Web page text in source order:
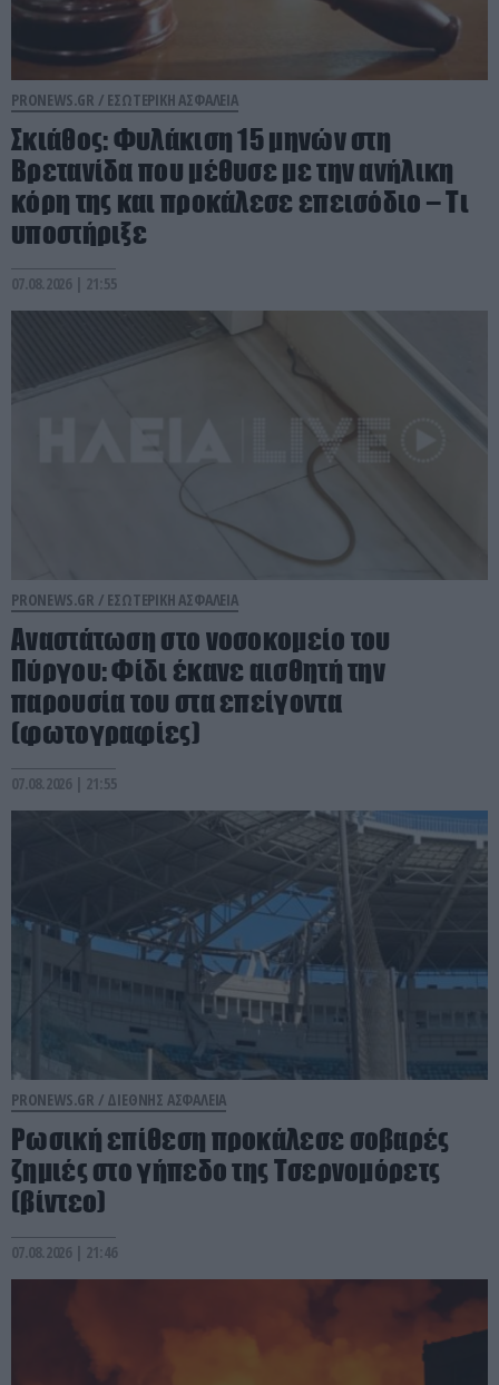
PRONEWS.GR / ΕΣΩΤΕΡΙΚΗ ΑΣΦΑΛΕΙΑ
Σκιάθος: Φυλάκιση 15 μηνών στη
Βρετανίδα που μέθυσε με την ανήλικη
κόρη της και προκάλεσε επεισόδιο – Τι
υποστήριξε
07.08.2026 | 21:55
PRONEWS.GR / ΕΣΩΤΕΡΙΚΗ ΑΣΦΑΛΕΙΑ
Αναστάτωση στο νοσοκομείο του
Πύργου: Φίδι έκανε αισθητή την
παρουσία του στα επείγοντα
(φωτογραφίες)
07.08.2026 | 21:55
PRONEWS.GR / ΔΙΕΘΝΗΣ ΑΣΦΑΛΕΙΑ
Ρωσική επίθεση προκάλεσε σοβαρές
ζημιές στο γήπεδο της Τσερνομόρετς
(βίντεο)
07.08.2026 | 21:46